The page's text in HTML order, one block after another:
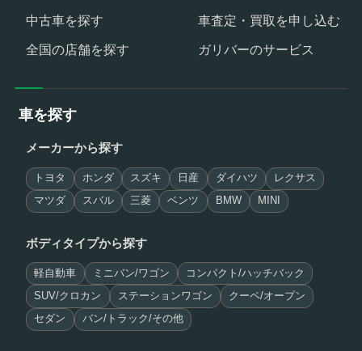
中古車を探す
車査定・買取を申し込む
全国の店舗を探す
ガリバーのサービス
車を探す
メーカーから探す
トヨタ ホンダ スズキ 日産 ダイハツ レクサス
マツダ スバル 三菱 ベンツ BMW MINI
ボディタイプから探す
軽自動車 ミニバン/ワゴン コンパクト/ハッチバック
SUV/クロカン ステーションワゴン クーペ/オープン
セダン バン/トラック/その他